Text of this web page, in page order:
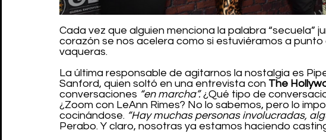
Cada vez que alguien menciona la palabra “secuela”
corazón se nos acelera como si estuviéramos a
vaqueras.
La última responsable de agitarnos la nostalgia es
Sanford, quien soltó en una entrevista con The
conversaciones “en marcha”. ¿Qué tipo de
¿Zoom con LeAnn Rimes? No lo sabemos, pero lo
cocinándose. “Hay muchas personas involucradas,
Perabo. Y claro, nosotras ya estamos haciendo